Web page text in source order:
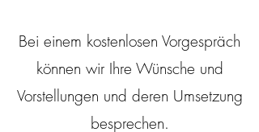
Bei einem kostenlosen Vorgespräch
können wir Ihre Wünsche und
Vorstellungen und deren Umsetzung
besprechen.